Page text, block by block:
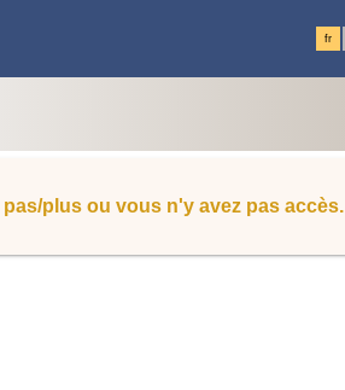
fr
plus ou vous n'y avez pas accès.